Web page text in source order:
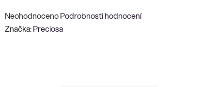
Průměrné
hodnocení
NeohodnocenoPodrobnosti hodnocení
Značka:Preciosa